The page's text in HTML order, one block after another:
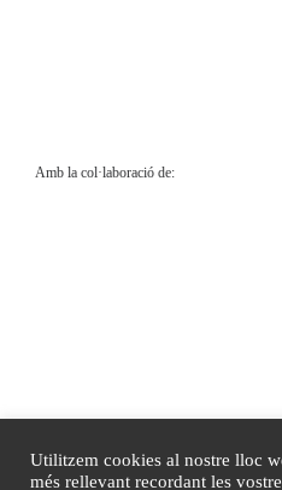
Amb la col·laboració de:
Utilitzem cookies al nostre lloc
més rellevant recordant les